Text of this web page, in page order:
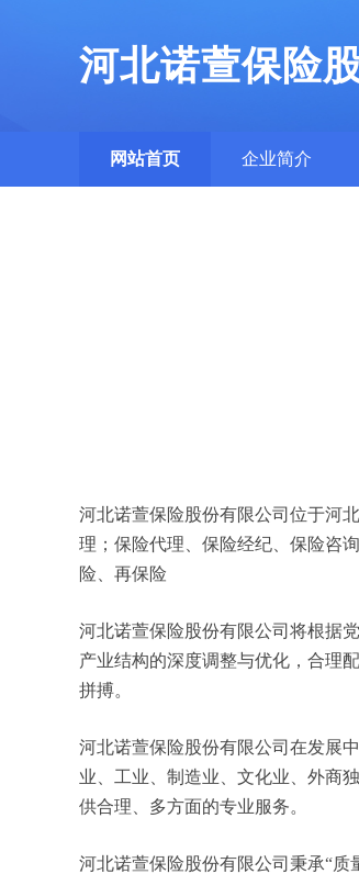
河北诺萱保险
网站首页 企业简介
河北诺萱保险股份有限公司位于河
理；保险代理、保险经纪、保险咨
险、再保险
河北诺萱保险股份有限公司将根据
产业结构的深度调整与优化，合理
拼搏。
河北诺萱保险股份有限公司在发展
业、工业、制造业、文化业、外商
供合理、多方面的专业服务。
河北诺萱保险股份有限公司秉承“